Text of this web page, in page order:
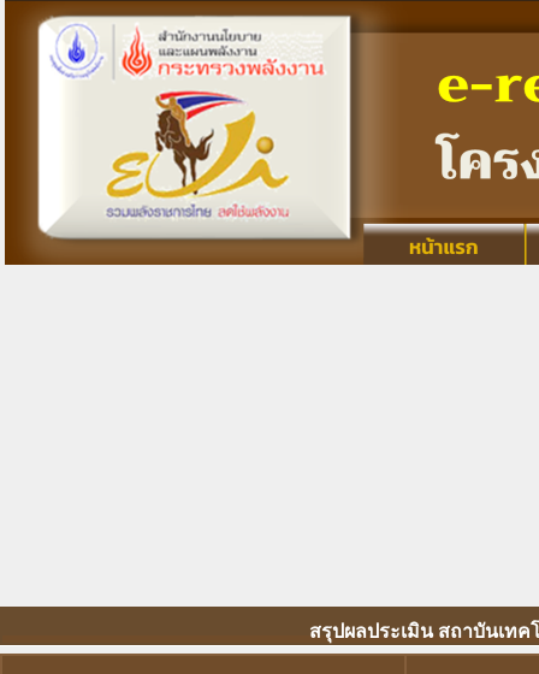
สรุปผลประเมิน สถาบันเท